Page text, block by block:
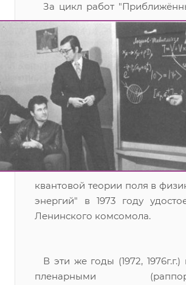
За цикл работ
квантовой теории поля в
энергий" в 1973 году
Ленинского комсомола.
В эти же годы (1972, 1976г.г.)
пленарными